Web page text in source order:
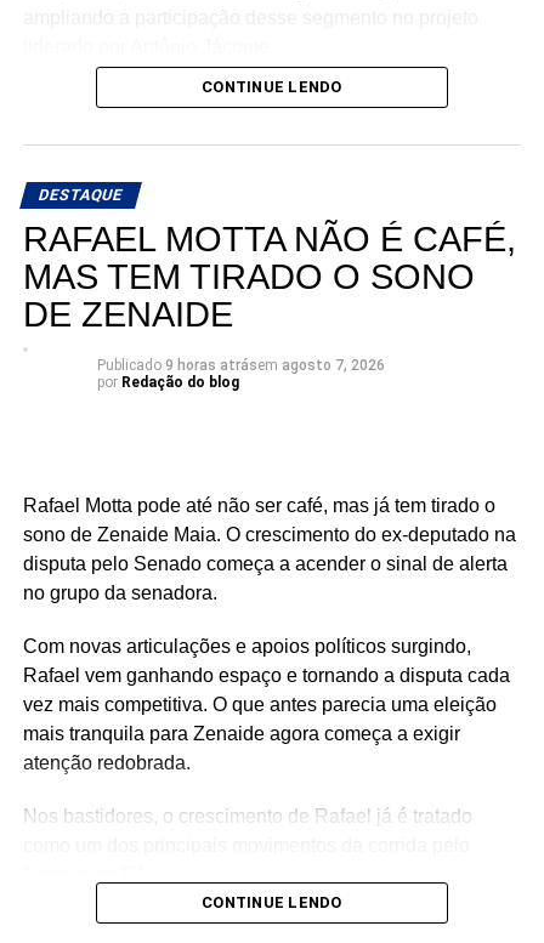
Ao declarar seu apoio, Matheus afirmou acreditar na
busca retornar à Assembleia Legislativa, segue
ampliando sua base de apoio e reunindo lideranças de
diferentes regiões e segmentos da sociedade em torno de
sua pré-candidatura.
CONTINUE LENDO
DESTAQUE
RAFAEL MOTTA NÃO É CAFÉ,
MAS TEM TIRADO O SONO
DE ZENAIDE
Publicado 9 horas atrásem agosto 7, 2026
por Redação do blog
Rafael Motta pode até não ser café, mas já tem tirado o
sono de Zenaide Maia. O crescimento do ex-deputado na
disputa pelo Senado começa a acender o sinal de alerta
no grupo da senadora.
Com novas articulações e apoios políticos surgindo,
Rafael vem ganhando espaço e tornando a disputa cada
vez mais competitiva. O que antes parecia uma eleição
mais tranquila para Zenaide agora começa a exigir
atenção redobrada.
Nos bastidores, o crescimento de Rafael já é tratado
CONTINUE LENDO